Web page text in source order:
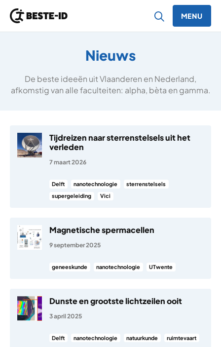
MENU
Nieuws
De beste ideeën uit Vlaanderen en Nederland,
afkomstig van alle faculteiten: alpha, bèta en gamma.
Tijdreizen naar sterrenstelsels uit het
verleden
7 maart 2026
Delft nanotechnologie
sterrenstelsels
supergeleiding
Vici
Magnetische spermacellen
9 september 2025
geneeskunde nanotechnologie UTwente
Dunste en grootste lichtzeilen ooit
3 april 2025
Delft nanotechnologie natuurkunde ruimtevaart